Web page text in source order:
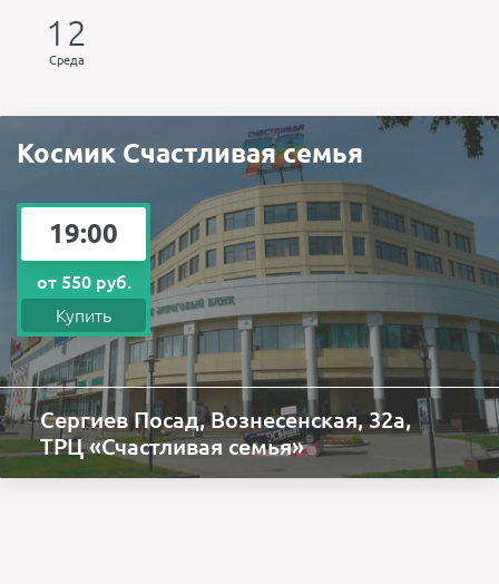
12
Среда
Космик Счастливая семья
19:00
от 550 руб.
Сергиев Посад, Вознесенская, 32а,
ТРЦ «Счастливая семья»